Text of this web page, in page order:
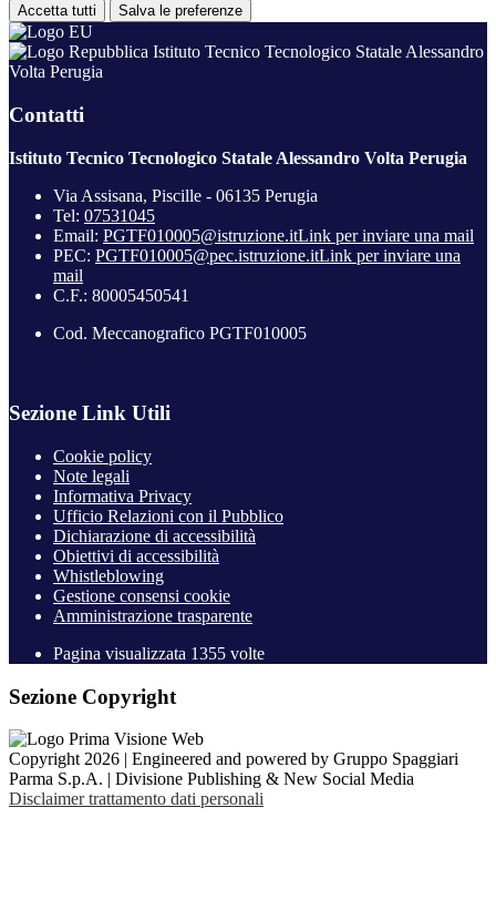
Accetta tutti Salva le preferenze
Istituto Tecnico Tecnologico Statale Alessandro
Volta Perugia
Contatti
Istituto Tecnico Tecnologico Statale Alessandro Volta Perugia
Via Assisana, Piscille - 06135 Perugia
Tel: 07531045
Email: PGTF010005@istruzione.itLink per inviare una mail
PEC: PGTF010005@pec.istruzione.itLink per inviare una
mail
C.F.: 80005450541
Cod. Meccanografico PGTF010005
Sezione Link Utili
Cookie policy
Note legali
Informativa Privacy
Ufficio Relazioni con il Pubblico
Dichiarazione di accessibilità
Obiettivi di accessibilità
Whistleblowing
Gestione consensi cookie
Amministrazione trasparente
Pagina visualizzata 1355 volte
Sezione Copyright
Copyright 2026 | Engineered and powered by Gruppo Spaggiari
Parma S.p.A. | Divisione Publishing & New Social Media
Disclaimer trattamento dati personali